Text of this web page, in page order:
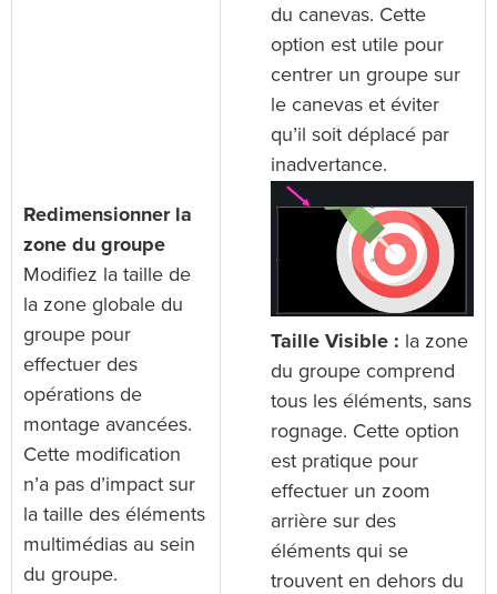
Redimensionner la
zone du groupe
Modifiez la taille de
la zone globale du
groupe pour
effectuer des
opérations de
montage avancées.
Cette modification
n’a pas d’impact sur
la taille des éléments
multimédias au sein
du groupe.
du canevas. Cette
option est utile pour
centrer un groupe sur
le canevas et éviter
qu’il soit déplacé par
inadvertance.
Taille Visible : la zone
du groupe comprend
tous les éléments, sans
rognage. Cette option
est pratique pour
effectuer un zoom
arrière sur des
éléments qui se
trouvent en dehors du